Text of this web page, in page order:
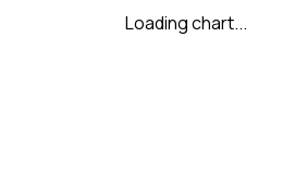
Loading chart...